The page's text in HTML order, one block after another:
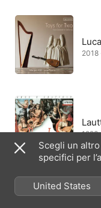
2018
1993
Scegli un
specifici per
United States